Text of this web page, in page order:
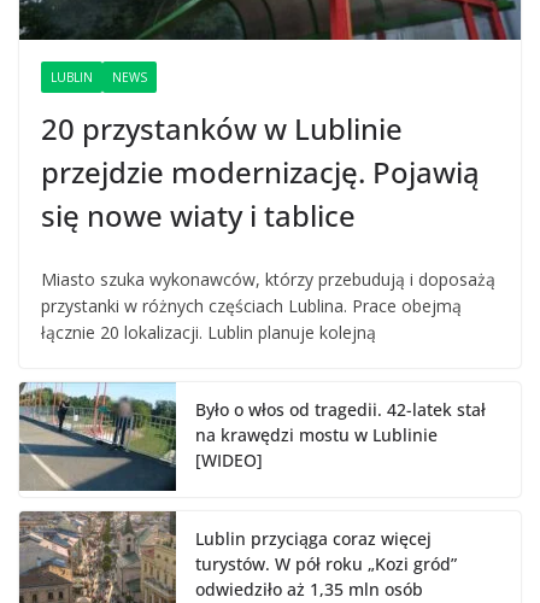
LUBLIN NEWS
20 przystanków w Lublinie
przejdzie modernizację. Pojawią
się nowe wiaty i tablice
Miasto szuka wykonawców, którzy przebudują i doposażą
przystanki w różnych częściach Lublina. Prace obejmą
łącznie 20 lokalizacji. Lublin planuje kolejną
Było o włos od tragedii. 42-latek stał
na krawędzi mostu w Lublinie
[WIDEO]
Lublin przyciąga coraz więcej
turystów. W pół roku „Kozi gród”
odwiedziło aż 1,35 mln osób